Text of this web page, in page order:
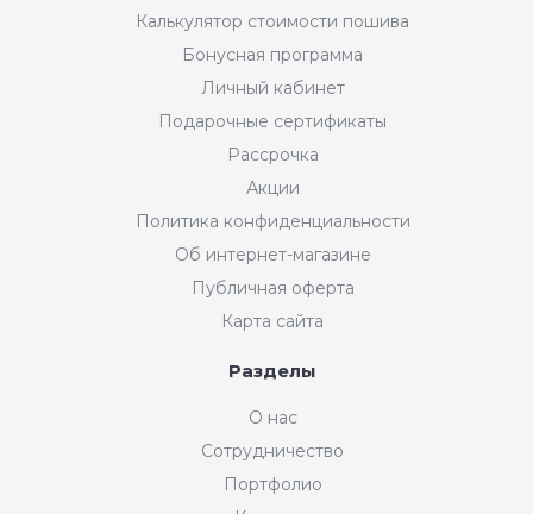
Калькулятор стоимости пошива
Бонусная программа
Личный кабинет
Подарочные сертификаты
Рассрочка
Акции
Политика конфиденциальности
Об интернет-магазине
Публичная оферта
Карта сайта
Разделы
О нас
Сотрудничество
Портфолио